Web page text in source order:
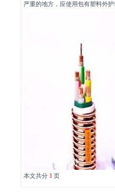
严重的地方，应使用包有塑料外
本文共分 1 页